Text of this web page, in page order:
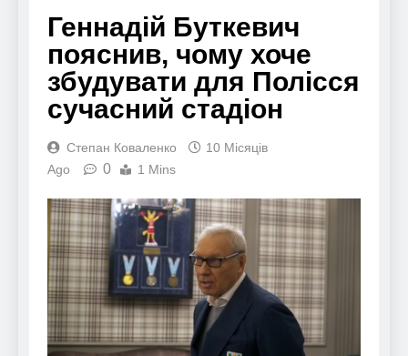
Геннадій Буткевич
пояснив, чому хоче
збудувати для Полісся
сучасний стадіон
Степан Коваленко
10 Місяців
Ago
0 1 Mins